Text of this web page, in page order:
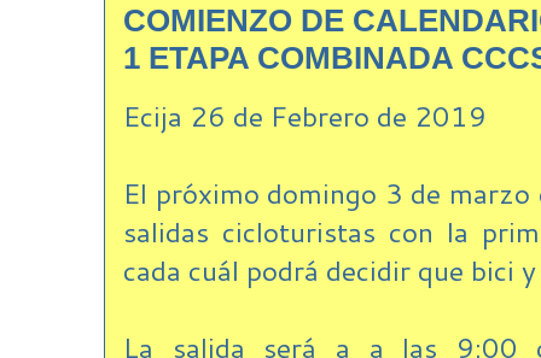
COMIENZO DE
1 ETAPA COMBINADA
Ecija 26 de Febrero de 2019
El próximo domingo 3 de
salidas cicloturistas con la
cada cuál podrá decidir que bici
La salida será a a las 9:00